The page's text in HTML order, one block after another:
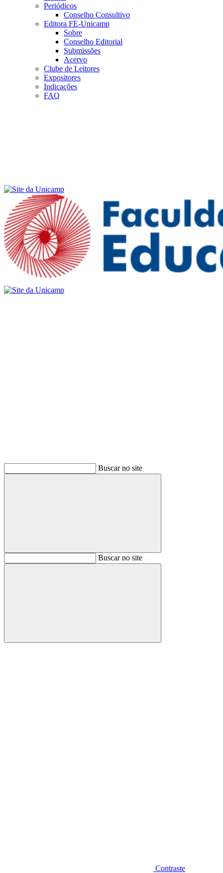
Periódicos
Conselho Consultivo
Editora FE-Unicamp
Sobre
Conselho Editorial
Submissões
Acervo
Clube de Leitores
Expositores
Indicações
FAQ
Buscar no site
BuscarBuscar no site
Buscar
Contraste